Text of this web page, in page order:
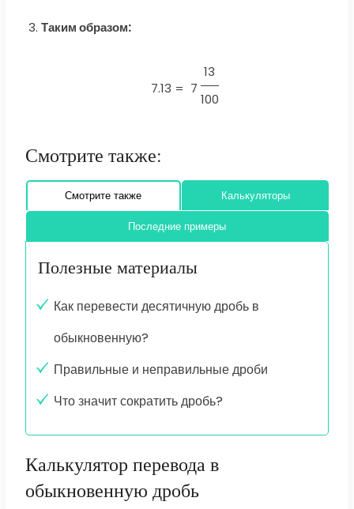
Таким образом:
7.13 = 7
13
100
Смотрите также:
Смотрите также Калькуляторы
Последние примеры
Полезные материалы
Как перевести десятичную дробь в
обыкновенную?
Правильные и неправильные дроби
Что значит сократить дробь?
Калькулятор перевода в
обыкновенную дробь